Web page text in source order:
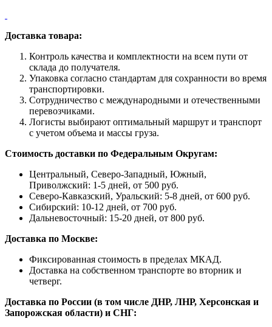
Доставка товара:
Контроль качества и комплектности на всем пути от
склада до получателя.
Упаковка согласно стандартам для сохранности во время
транспортировки.
Сотрудничество с международными и отечественными
перевозчиками.
Логисты выбирают оптимальный маршрут и транспорт
с учетом объема и массы груза.
Стоимость доставки по Федеральным Округам:
Центральный, Северо-Западный, Южный,
Приволжский: 1-5 дней, от 500 руб.
Северо-Кавказский, Уральский: 5-8 дней, от 600 руб.
Сибирский: 10-12 дней, от 700 руб.
Дальневосточный: 15-20 дней, от 800 руб.
Доставка по Москве:
Фиксированная стоимость в пределах МКАД.
Доставка на собственном транспорте во вторник и
четверг.
Доставка по России (в том числе ДНР, ЛНР, Херсонская и
Запорожская области) и СНГ: